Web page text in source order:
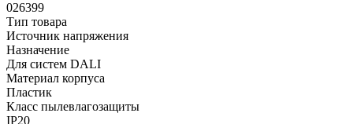
026399
Тип товара
Источник напряжения
Назначение
Для систем DALI
Материал корпуса
Пластик
Класс пылевлагозащиты
IP20